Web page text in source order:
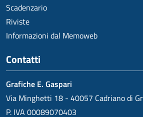
Scadenzario
Riviste
Informazioni dal Memoweb
Contatti
Grafiche E. Gaspari
Via Minghetti 18 - 40057 Cadriano di
P. IVA 00089070403